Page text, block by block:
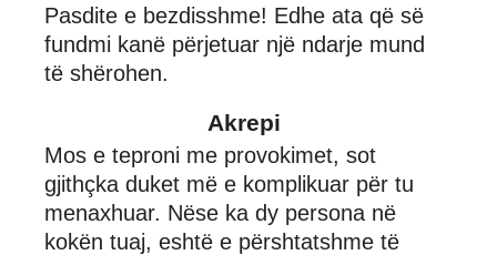
Pasdite e bezdisshme! Edhe ata që së
fundmi kanë përjetuar një ndarje mund
të shërohen.
Akrepi
Mos e teproni me provokimet, sot
gjithçka duket më e komplikuar për tu
menaxhuar. Nëse ka dy persona në
kokën tuaj, eshtë e përshtatshme të